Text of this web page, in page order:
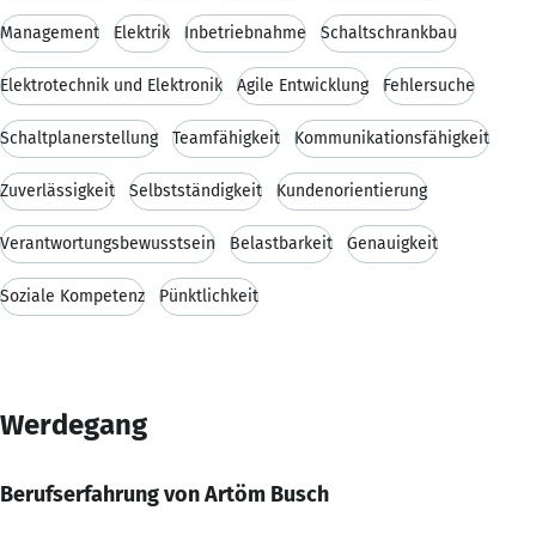
Management Elektrik Inbetriebnahme Schaltschrankbau
Elektrotechnik und Elektronik Agile Entwicklung Fehlersuche
Schaltplanerstellung Teamfähigkeit Kommunikationsfähigkeit
Zuverlässigkeit Selbstständigkeit Kundenorientierung
Verantwortungsbewusstsein Belastbarkeit Genauigkeit
Soziale Kompetenz Pünktlichkeit
Werdegang
Berufserfahrung von Artöm Busch